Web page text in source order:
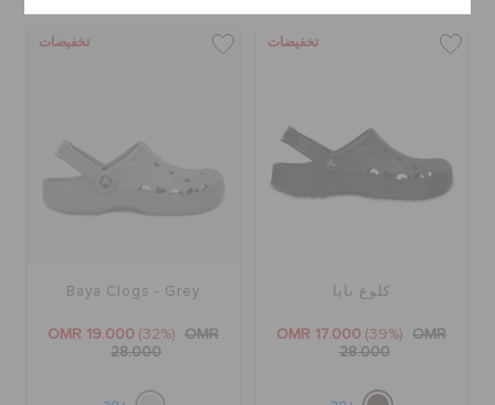
تخفيضات
كلوغ بايا
OMR 17.000 (39%)
OMR
28.000
تخفيضات
Baya Clogs - Grey
OMR 19.000 (32%)
OMR
28.000